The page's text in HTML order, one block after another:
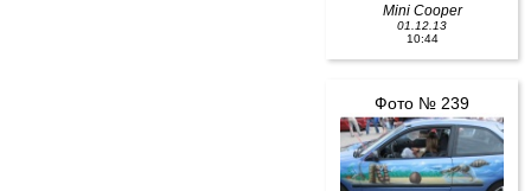
Mini Cooper
01.12.13
10:44
Фото № 239